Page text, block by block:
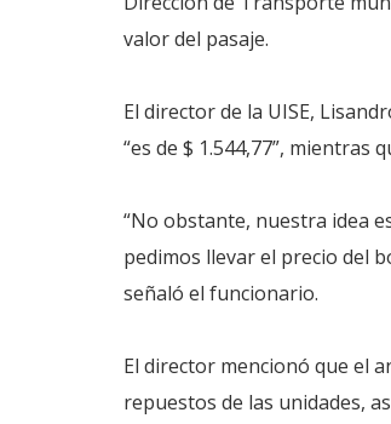
valor del pasaje.
El director de la UISE,
“es de $ 1.544,77”, mientras
“No obstante, nuestra idea
pedimos llevar el precio del
señaló el funcionario.
El director mencionó que el
repuestos de las unidades,